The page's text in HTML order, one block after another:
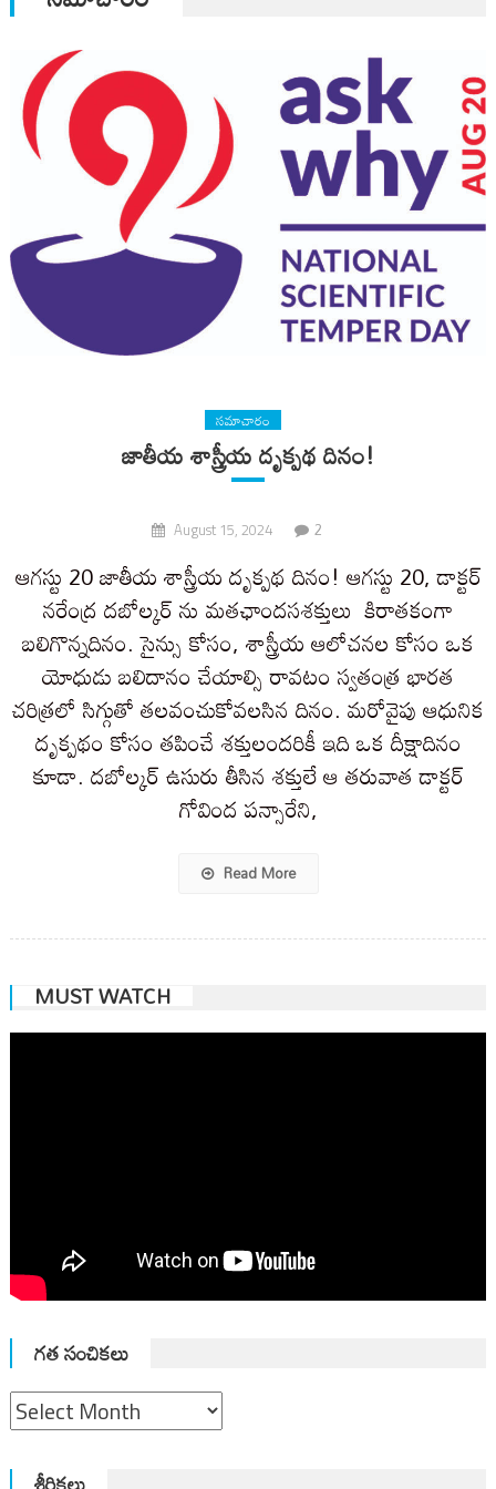
సమాచారం
జాతీయ శాస్త్రీయ దృక్పథ దినం!
August 15, 2024 2
ఆగస్టు 20 జాతీయ శాస్త్రీయ దృక్పథ దినం! ఆగస్టు 20, డాక్టర్
నరేంద్ర దబోల్కర్ ను మతఛాందసశక్తులు కిరాతకంగా
బలిగొన్నదినం. సైన్సు కోసం, శాస్త్రీయ ఆలోచనల కోసం ఒక
యోధుడు బలిదానం చేయాల్సి రావటం స్వతంత్ర భారత
చరిత్రలో సిగ్గుతో తలవంచుకోవలసిన దినం. మరోవైపు ఆధునిక
దృక్పథం కోసం తపించే శక్తులందరికీ ఇది ఒక దీక్షాదినం
కూడా. దబోల్కర్ ఉసురు తీసిన శక్తులే ఆ తరువాత డాక్టర్
గోవింద పన్సారేని,
Read More
MUST WATCH
గత సంచికలు
గత
సంచికలు